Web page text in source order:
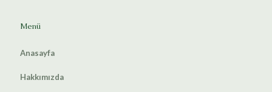
Menü
Anasayfa
Hakkımızda